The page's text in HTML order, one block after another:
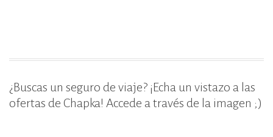
¿Buscas un seguro de viaje? ¡Echa un vistazo a las
ofertas de Chapka! Accede a través de la imagen ;)